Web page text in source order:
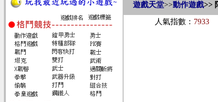
遊戲天堂>>動作遊戲>>
人氣指數： 7933